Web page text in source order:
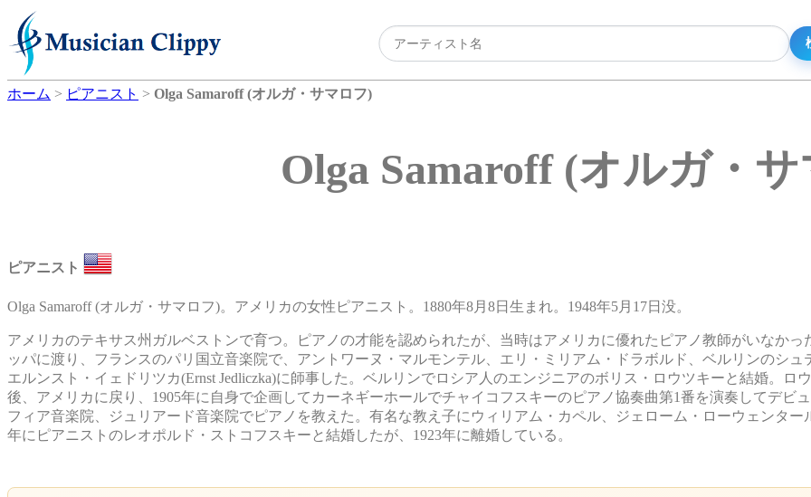
ホーム > ピアニスト > Olga Samaroff (オルガ・サマロフ)
Olga Samaroff (オルガ・
ピアニスト
Olga Samaroff (オルガ・サマロフ)。アメリカの女性ピアニスト。1880年8月8日生まれ。1948年5月17日没。
アメリカのテキサス州ガルベストンで育つ。ピアノの才能を認められたが、当時はアメリカに優れたピアノ教師がいなかっ
ッパに渡り、フランスのパリ国立音楽院で、アントワーヌ・マルモンテル、エリ・ミリアム・ドラボルド、ベルリンのシュ
エルンスト・イェドリツカ(Ernst Jedliczka)に師事した。ベルリンでロシア人のエンジニアのボリス・ロウツキーと結婚。ロ
後、アメリカに戻り、1905年に自身で企画してカーネギーホールでチャイコフスキーのピアノ協奏曲第1番を演奏してデビ
フィア音楽院、ジュリアード音楽院でピアノを教えた。有名な教え子にウィリアム・カペル、ジェローム・ローウェンター
年にピアニストのレオポルド・ストコフスキーと結婚したが、1923年に離婚している。